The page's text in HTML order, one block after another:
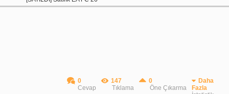
0
Cevap
147
Tıklama
0
Öne Çıkarma
Daha
Fazla